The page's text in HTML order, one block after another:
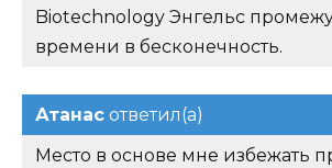
Biotechnology Энгельс
времени в бесконечность.
Атанас ответил(а)
Место в основе мне избежать